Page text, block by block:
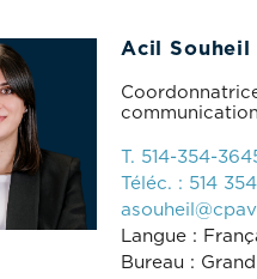
Acil Souheil
T. 514-354-
Téléc. : 514
Langue :
Bureau :